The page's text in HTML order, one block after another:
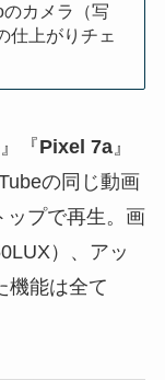
のカメラ（写
仕上がりチェ
』『Pixel 7a』
の同じ動画
ップで再生。画
）、アッ
機能は全て